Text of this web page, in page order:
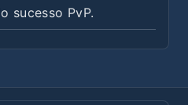
sucesso PvP.